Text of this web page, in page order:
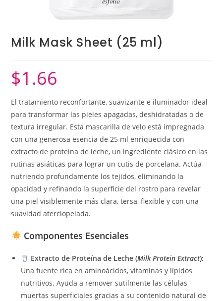
Milk Mask Sheet (25 ml)
$1.66
El tratamiento reconfortante, suavizante e iluminador ideal
para transformar las pieles apagadas, deshidratadas o de
textura irregular. Esta mascarilla de velo está impregnada
con una generosa esencia de 25 ml enriquecida con
extracto de proteína de leche, un ingrediente clásico en las
rutinas asiáticas para lograr un cutis de porcelana. Actúa
nutriendo profundamente los tejidos, eliminando la
opacidad y refinando la superficie del rostro para revelar
una piel visiblemente más clara, tersa, flexible y con una
suavidad aterciopelada.
Componentes Esenciales
Extracto de Proteína de Leche (Milk Protein Extract):
Una fuente rica en aminoácidos, vitaminas y lípidos
nutritivos. Ayuda a remover sutilmente las células
muertas superficiales gracias a su contenido natural de